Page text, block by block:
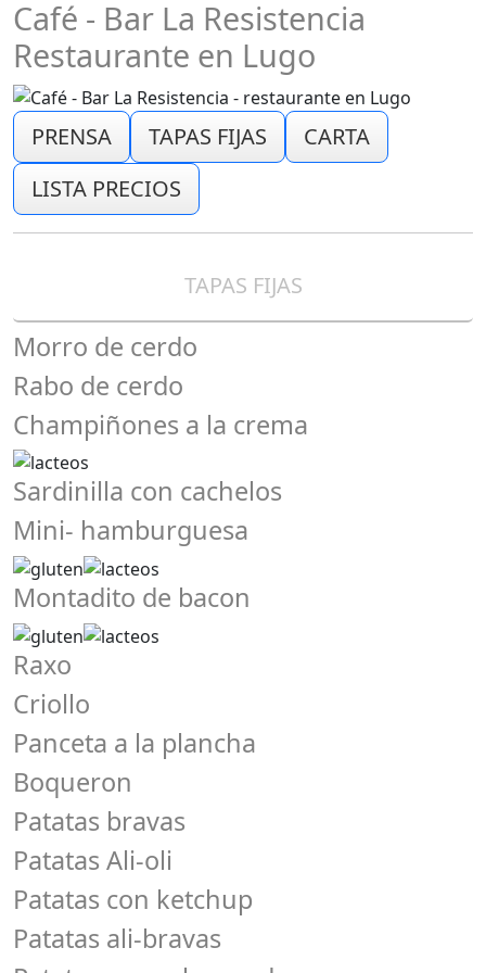
Café - Bar La Resistencia
Restaurante en Lugo
PRENSA TAPAS FIJAS
CARTA
LISTA PRECIOS
TAPAS FIJAS
Morro de cerdo
Rabo de cerdo
Champiñones a la crema
Sardinilla con cachelos
Mini- hamburguesa
Montadito de bacon
Raxo
Criollo
Panceta a la plancha
Boqueron
Patatas bravas
Patatas Ali-oli
Patatas con ketchup
Patatas ali-bravas